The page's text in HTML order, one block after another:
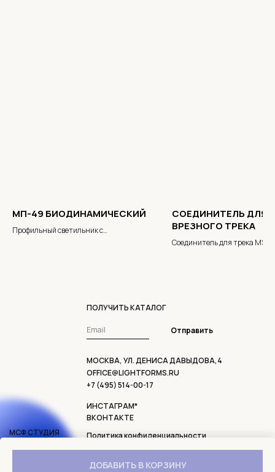
ДОБАВИТЬ В КОРЗИНУ
МП-49 БИОДИНАМИЧЕСКИЙ
Профильный светильник с
СОЕДИНИТЕЛЬ ДЛЯ
ВРЕЗНОГО ТРЕКА
Соединитель для трека MS20
МСФ СТУДИЯ
МОСКВА, УЛ. ДЕНИСА ДАВЫДОВА,4
ПОЛУЧИТЬ КАТАЛОГ
ИНСТАГРАМ*
ВКОНТАКТЕ
+7 (495) 514-00-17
OFFICE@LIGHTFORMS.RU
Отправить
Политика конфиденциальности
Договор оферты
Доставка и возврат